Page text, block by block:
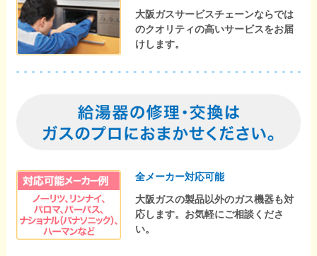
大阪ガスサービスチェーンならでは
のクオリティの高いサービスをお届
けします。
全メーカー対応可能
大阪ガスの製品以外のガス機器も対
応します。お気軽にご相談くださ
い。